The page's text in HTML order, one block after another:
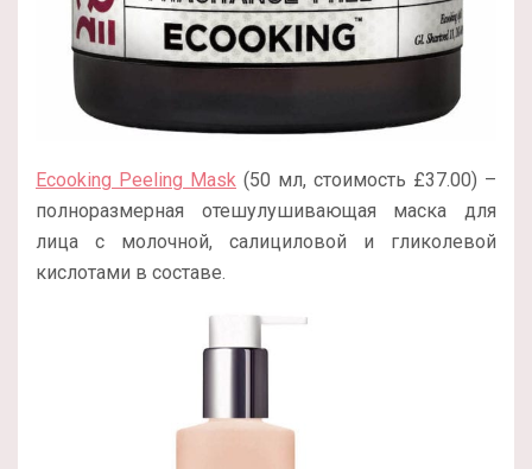
Ecooking Peeling Mask (50 мл, стоимость £37.00) –
полноразмерная отешулушивающая маска для
лица с молочной, салициловой и гликолевой
кислотами в составе.